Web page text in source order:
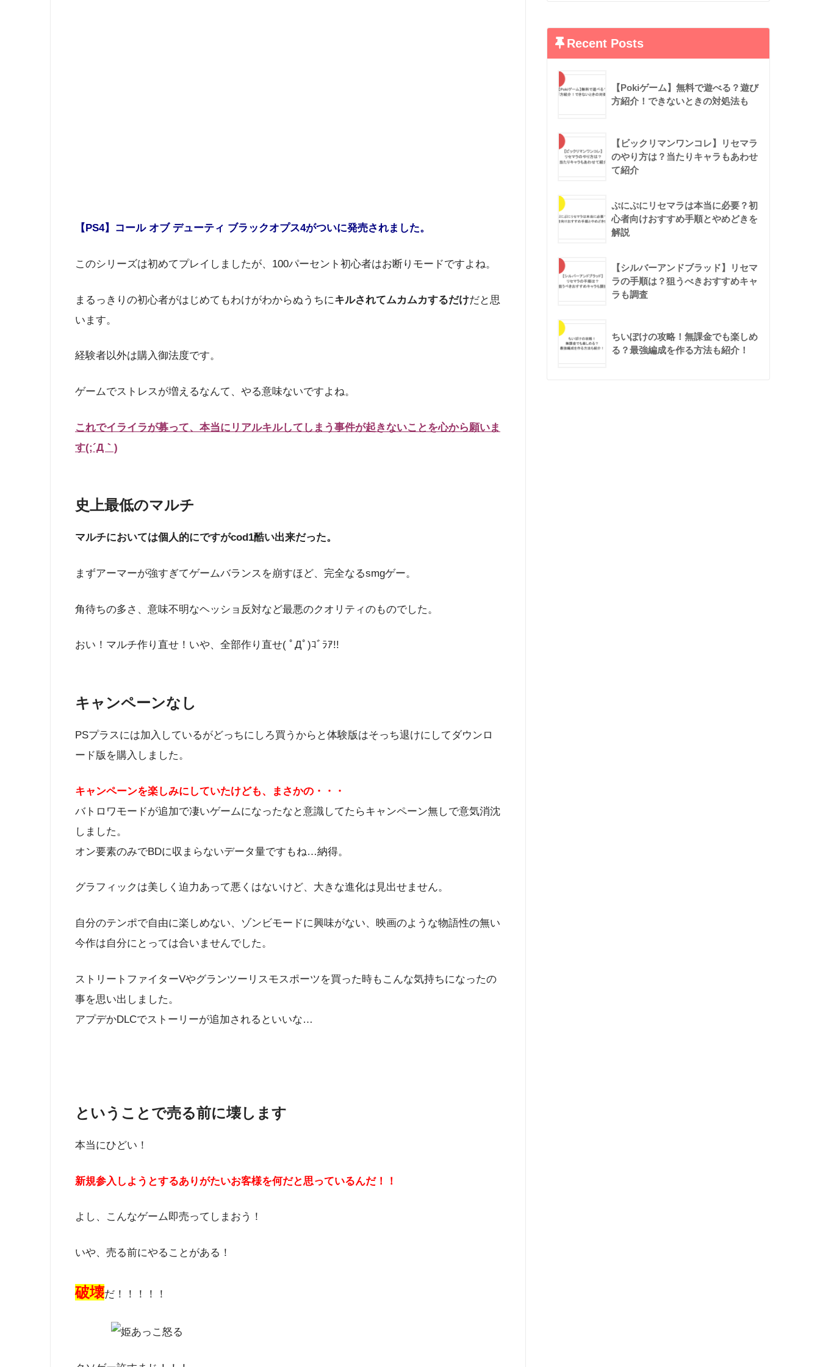
【PS4】コール オブ デューティ ブラックオプス4がついに発売されました。
このシリーズは初めてプレイしましたが、100パーセント初心者はお断りモードですよね。
まるっきりの初心者がはじめてもわけがわからぬうちにキルされてムカムカするだけだと思
います。
経験者以外は購入御法度です。
ゲームでストレスが増えるなんて、やる意味ないですよね。
これでイライラが募って、本当にリアルキルしてしまう事件が起きないことを心から願いま
す(;´Д｀)
史上最低のマルチ
マルチにおいては個人的にですがcod1酷い出来だった。
まずアーマーが強すぎてゲームバランスを崩すほど、完全なるsmgゲー。
角待ちの多さ、意味不明なヘッショ反対など最悪のクオリティのものでした。
おい！マルチ作り直せ！いや、全部作り直せ( ﾟДﾟ)ｺﾞﾗｱ!!
キャンペーンなし
PSプラスには加入しているがどっちにしろ買うからと体験版はそっち退けにしてダウンロ
ード版を購入しました。
キャンペーンを楽しみにしていたけども、まさかの・・・
バトロワモードが追加で凄いゲームになったなと意識してたらキャンペーン無しで意気消沈
しました。
オン要素のみでBDに収まらないデータ量ですもね…納得。
グラフィックは美しく迫力あって悪くはないけど、大きな進化は見出せません。
自分のテンポで自由に楽しめない、ゾンビモードに興味がない、映画のような物語性の無い
今作は自分にとっては合いませんでした。
ストリートファイターVやグランツーリスモスポーツを買った時もこんな気持ちになったの
事を思い出しました。
アプデかDLCでストーリーが追加されるといいな…
ということで売る前に壊します
本当にひどい！
新規参入しようとするありがたいお客様を何だと思っているんだ！！
よし、こんなゲーム即売ってしまおう！
いや、売る前にやることがある！
破壊だ！！！！！
Recent Posts
【Pokiゲーム】無料で遊べる？遊び
方紹介！できないときの対処法も
【ビックリマンワンコレ】リセマラ
のやり方は？当たりキャラもあわせ
て紹介
ぷにぷにリセマラは本当に必要？初
心者向けおすすめ手順とやめどきを
解説
【シルバーアンドブラッド】リセマ
ラの手順は？狙うべきおすすめキャ
ラも調査
ちいぽけの攻略！無課金でも楽しめ
る？最強編成を作る方法も紹介！